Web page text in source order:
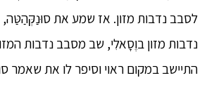
לסבב נדבות מזון. אז שמע את
נדבות מזון בוֶסָאלִי, שב מסבב נדבות
התיישב במקום ראוי וסיפר לו את שאמר